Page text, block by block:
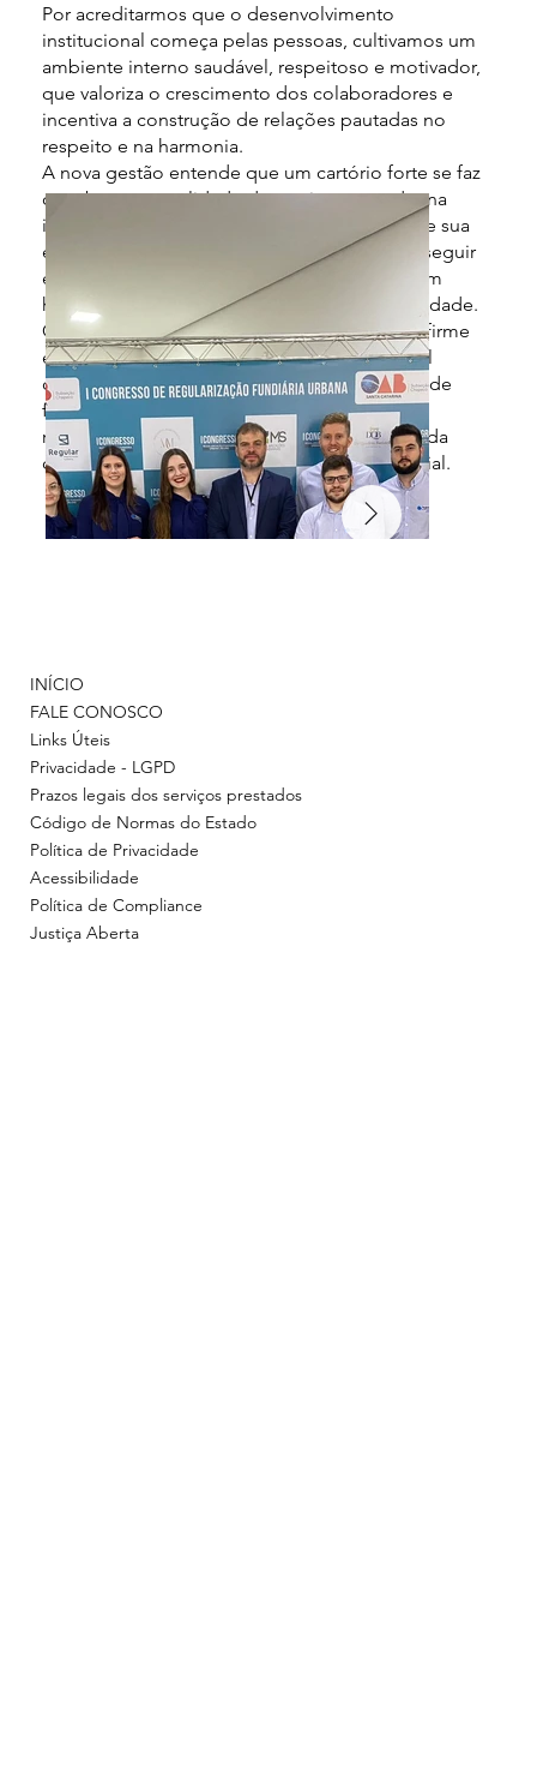
Por acreditarmos que o desenvolvimento
institucional começa pelas pessoas, cultivamos um
ambiente interno saudável, respeitoso e motivador,
que valoriza o crescimento dos colaboradores e
incentiva a construção de relações pautadas no
respeito e na harmonia.
A nova gestão entende que um cartório forte se faz
com base na qualidade do serviço prestado, na
integridade de sua atuação e no bem-estar de sua
equipe. É essa combinação que nos move a seguir
evoluindo — em tecnologia, em eficiência, em
humanidade e em compromisso com a sociedade.
O 1º Registro de Imóveis de Chapecó segue firme
em seu propósito: prestar um serviço registral
confiável, moderno e eficiente, contribuindo de
forma concreta para a segurança jurídica das
relações imobiliárias e para o fortalecimento da
confiança da sociedade no serviço extrajudicial.
INÍCIO
FALE CONOSCO
Links Úteis
Privacidade - LGPD
Prazos legais dos serviços prestados
Código de Normas do Estado
Política de Privacidade
Acessibilidade
Política de Compliance
Justiça Aberta